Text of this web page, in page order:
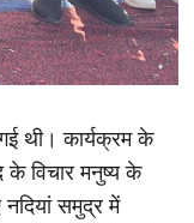
थी। कार्यक्रम के
के विचार मनुष्य के
समुद्र में